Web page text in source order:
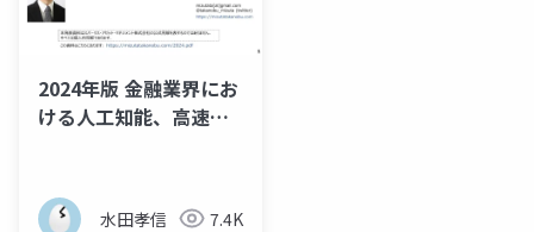
2024年版 金融業界にお
ける人工知能、高速取
水田孝信 7.4K